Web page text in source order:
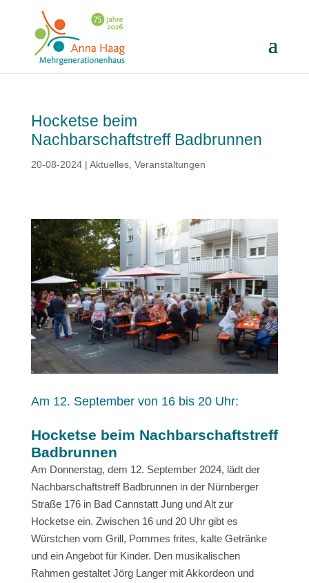
Hocketse beim
Nachbarschaftstreff Badbrunnen
20-08-2024| Aktuelles, Veranstaltungen
Am 12. September von 16 bis 20 Uhr:
Hocketse beim Nachbarschaftstreff
Badbrunnen
Am Donnerstag, dem 12. September 2024, lädt der
Nachbarschaftstreff Badbrunnen in der Nürnberger
Straße 176 in Bad Cannstatt Jung und Alt zur
Hocketse ein. Zwischen 16 und 20 Uhr gibt es
Würstchen vom Grill, Pommes frites, kalte Getränke
und ein Angebot für Kinder. Den musikalischen
Rahmen gestaltet Jörg Langer mit Akkordeon und